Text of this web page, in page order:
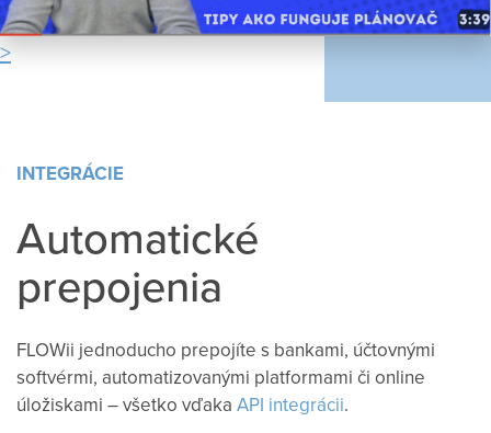
INTEGRÁCIE
Automatické
prepojenia
FLOWii jednoducho prepojíte s bankami, účtovnými
softvérmi, automatizovanými platformami či online
úložiskami – všetko vďaka API integrácii.